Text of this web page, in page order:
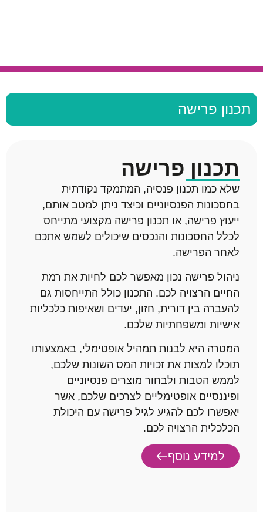
תכנון פרישה
תכנון פרישה
שלא כמו תכנון פנסיה, המתמקד נקודתית
בחסכונות הפנסיוניים וכיצד ניתן למטב אותם,
ייעוץ פרישה, או תכנון פרישה מקצועי מתייחס
לכלל החסכונות והנכסים שיכולים לשמש אתכם
לאחר הפרישה.
ניהול פרישה נכון מאפשר לכם לחיות את רמת
החיים הרצויה לכם. התכנון כולל התייחסות גם
להעברה בין דורית, חזון, יעדים ושאיפות כלכליות
אישיות ומשפחתיות שלכם.
המטרה היא לבנות תמהיל אופטימלי, באמצעותו
תוכלו למצות את זכויות המס השונות שלכם,
לממש הטבות ולבחור מוצרים פנסיוניים
ופיננסיים אופטימליים לצרכים שלכם, אשר
יאפשרו לכם להגיע לגיל פרישה עם היכולת
הכלכלית הרצויה לכם.
למידע נוסף